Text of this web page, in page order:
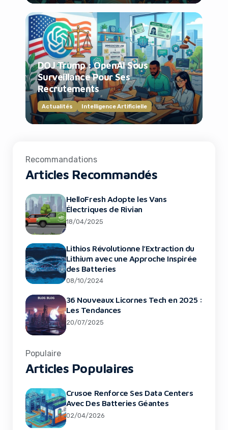
DOJ Trump : OpenAI Sous
Surveillance Pour Ses
Recrutements
Actualités Intelligence Artificielle
Recommandations
Articles Recommandés
HelloFresh Adopte les Vans
Électriques de Rivian
18/04/2025
Lithios Révolutionne l’Extraction du
Lithium avec une Approche Inspirée
des Batteries
08/10/2024
36 Nouveaux Licornes Tech en 2025 :
Les Tendances
20/07/2025
Populaire
Articles Populaires
Crusoe Renforce Ses Data Centers
Avec Des Batteries Géantes
02/04/2026